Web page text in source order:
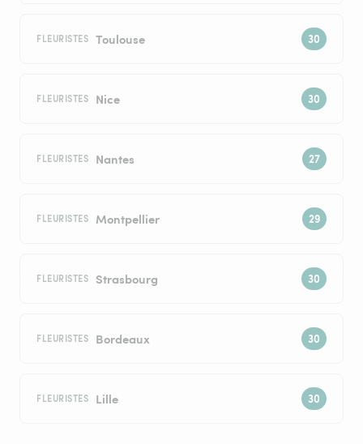
FLEURISTES Toulouse
FLEURISTES Nice
FLEURISTES Nantes
FLEURISTES Montpellier
FLEURISTES Strasbourg
FLEURISTES Bordeaux
FLEURISTES Lille